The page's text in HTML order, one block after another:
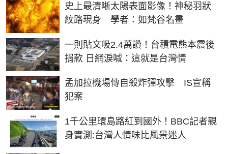
史上最清晰太陽表面影像！神秘羽狀
紋路現身 學者：如梵谷名畫
一則貼文吸2.4萬讚！台積電熊本震後
捐款 日網淚喊：這就是台灣情
孟加拉機場傳自殺炸彈攻擊 IS宣稱
犯案
1千公里環島路紅到國外！BBC記者親
身實測:台灣人情味比風景迷人